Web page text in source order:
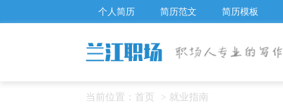
个人简历 简历范文 简历模板
当前位置： 首页 > 就业指南